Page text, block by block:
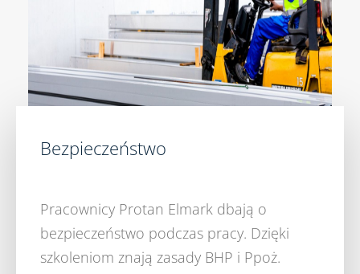
Bezpieczeństwo
Pracownicy Protan Elmark dbają o
bezpieczeństwo podczas pracy. Dzięki
szkoleniom znają zasady BHP i Ppoż.